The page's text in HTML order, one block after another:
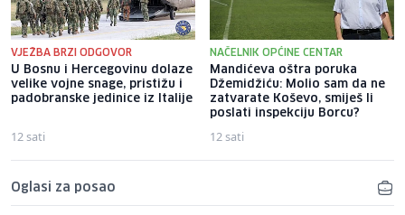
VJEŽBA BRZI ODGOVOR
U Bosnu i Hercegovinu dolaze
velike vojne snage, pristižu i
padobranske jedinice iz Italije
12 sati
NAČELNIK OPĆINE CENTAR
Mandićeva oštra poruka
Džemidžiću: Molio sam da ne
zatvarate Koševo, smiješ li
poslati inspekciju Borcu?
12 sati
Oglasi za posao